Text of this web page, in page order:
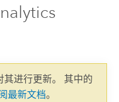
其进行更新。 其中的
最新文档。